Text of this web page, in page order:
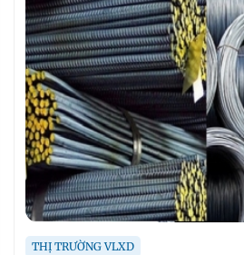
THỊ TRƯỜNG VLXD